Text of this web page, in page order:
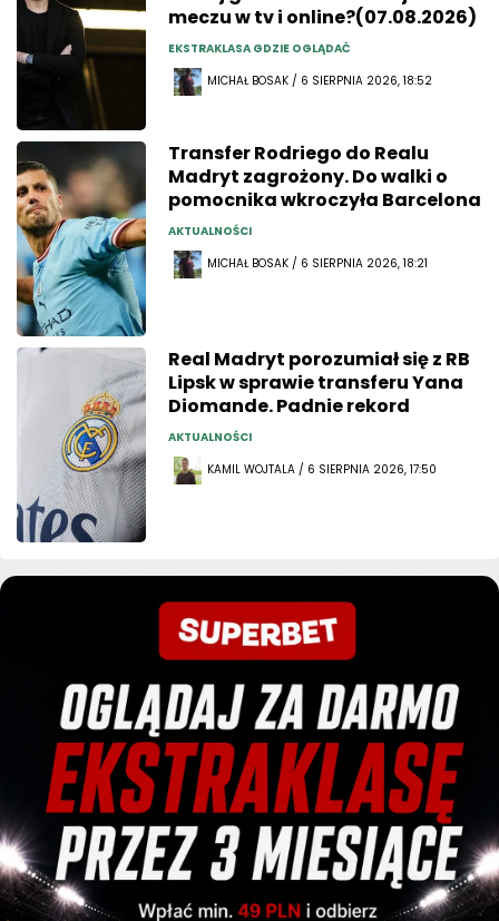
meczu w tv i online?(07.08.2026)
EKSTRAKLASA GDZIE OGLĄDAĆ
MICHAŁ BOSAK / 6 SIERPNIA 2026, 18:52
Transfer Rodriego do Realu
Madryt zagrożony. Do walki o
pomocnika wkroczyła Barcelona
AKTUALNOŚCI
MICHAŁ BOSAK / 6 SIERPNIA 2026, 18:21
Real Madryt porozumiał się z RB
Lipsk w sprawie transferu Yana
Diomande. Padnie rekord
AKTUALNOŚCI
KAMIL WOJTALA / 6 SIERPNIA 2026, 17:50